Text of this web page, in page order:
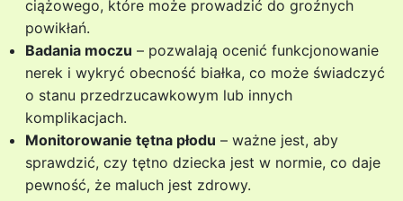
ciążowego, które może prowadzić do groźnych
powikłań.
Badania moczu – pozwalają ocenić funkcjonowanie
nerek i wykryć obecność białka, co może świadczyć
o stanu przedrzucawkowym lub innych
komplikacjach.
Monitorowanie tętna płodu – ważne jest, aby
sprawdzić, czy tętno dziecka jest w normie, co daje
pewność, że maluch jest zdrowy.